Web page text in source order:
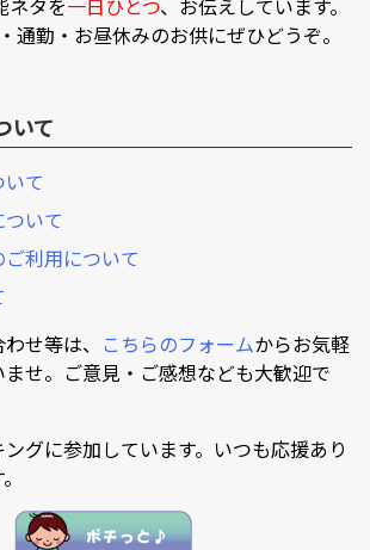
通勤・お昼休みのお供にぜひどうぞ。
いて
て
いて
利用について
せ等は、 こちらのフォームからお気軽
せ。ご意見・ご感想なども大歓迎で
グに参加しています。いつも応援あり